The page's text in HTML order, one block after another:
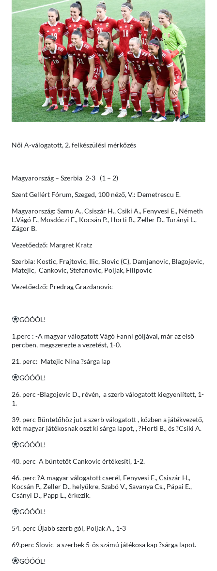
Női A-válogatott, 2. felkészülési mérkőzés
Magyarország – Szerbia 2-3 (1 – 2)
Szent Gellért Fórum, Szeged, 100 néző, V.: Demetrescu E.
Magyarország: Samu A., Csiszár H., Csiki A., Fenyvesi E., Németh
L.Vágó F., Mosdóczi E., Kocsán P., Horti B., Zeller D., Turányi L.,
Zágor B.
Vezetőedző: Margret Kratz
Szerbia: Kostic, Frajtovic, Ilic, Slovic (C), Damjanovic, Blagojevic,
Matejic, Cankovic, Stefanovic, Poljak, Filipovic
Vezetőedző: Predrag Grazdanovic
GÓÓÓL!
1.perc : -A magyar válogatott Vágó Fanni góljával, már az első
percben, megszerezte a vezetést, 1-0.
21. perc: Matejic Nina ?sárga lap
GÓÓÓL!
26. perc -Blagojevic D., révén, a szerb válogatott kiegyenlített, 1-
1.
39. perc Büntetőhöz jut a szerb válogatott , közben a játékvezető,
két magyar játékosnak oszt ki sárga lapot, , ?Horti B., és ?Csiki A.
GÓÓÓL!
40. perc A büntetőt Cankovic értékesíti, 1-2.
46. perc ?A magyar válogatott cserél, Fenyvesi E., Csiszár H.,
Kocsán P., Zeller D., helyükre, Szabó V., Savanya Cs., Pápai E.,
Csányi D., Papp L., érkezik.
GÓÓÓL!
54. perc Újabb szerb gól, Poljak A., 1-3
69.perc Slovic a szerbek 5-ös számú játékosa kap ?sárga lapot.
GÓÓÓL!